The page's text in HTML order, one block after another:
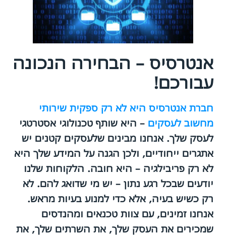
אנטרסיס – הבחירה הנכונה
עבורכם!
חברת אנטרסיס היא לא רק ספקית שירותי
מחשוב לעסקים – היא שותף טכנולוגי אסטרטגי
לעסק שלך. אנחנו מבינים שלעסקים קטנים יש
אתגרים ייחודיים, ולכן הגנה על המידע שלך היא
לא רק פריבילגיה – היא חובה. הלקוחות שלנו
יודעים שבכל רגע נתון – יש מי שדואג להם. לא
רק כשיש בעיה, אלא כדי למנוע בעיות מראש.
אנחנו זמינים, עם צוות טכנאים ומהנדסים
שמכירים את העסק שלך, את השרתים שלך, את